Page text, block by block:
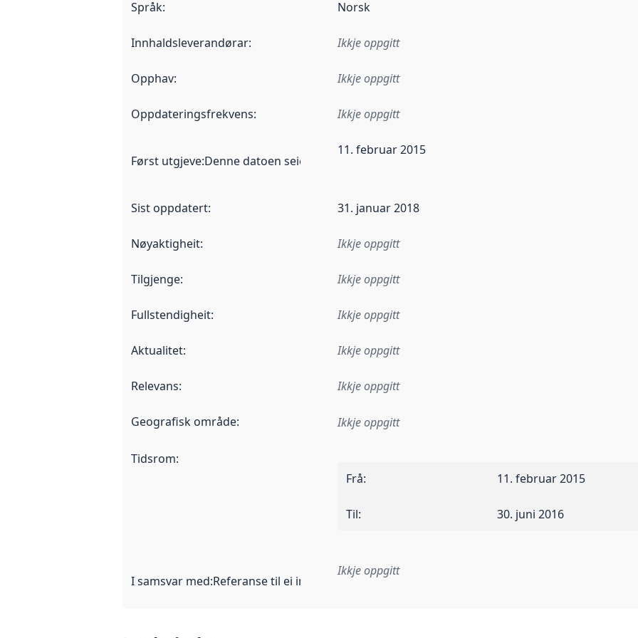
Språk: Norsk
Innhaldsleverandørar: Ikkje oppgitt
Opphav: Ikkje oppgitt
Oppdateringsfrekvens: Ikkje oppgitt
Først utgjeve:Denne datoen seier når dataa i dette datasettet først blei utgitt. Det kan ha
11. februar 2015
Sist oppdatert: 31. januar 2018
Nøyaktigheit: Ikkje oppgitt
Tilgjenge: Ikkje oppgitt
Fullstendigheit: Ikkje oppgitt
Aktualitet: Ikkje oppgitt
Relevans: Ikkje oppgitt
Geografisk område: Ikkje oppgitt
Tidsrom:
Frå: 11. februar 2015
Til: 30. juni 2016
I samsvar med:Referanse til ei implementeringsregel eller anna spesifikasjon som ligg til
Ikkje oppgitt